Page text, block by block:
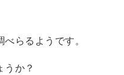
らるようです。
うか？